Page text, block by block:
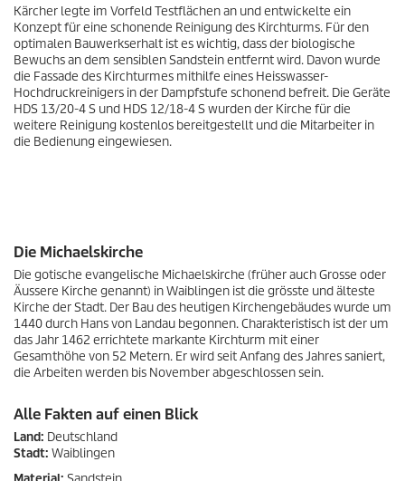
Kärcher legte im Vorfeld Testflächen an und entwickelte ein
Konzept für eine schonende Reinigung des Kirchturms. Für den
optimalen Bauwerkserhalt ist es wichtig, dass der biologische
Bewuchs an dem sensiblen Sandstein entfernt wird. Davon wurde
die Fassade des Kirchturmes mithilfe eines Heisswasser-
Hochdruckreinigers in der Dampfstufe schonend befreit. Die Geräte
HDS 13/20-4 S und HDS 12/18-4 S wurden der Kirche für die
weitere Reinigung kostenlos bereitgestellt und die Mitarbeiter in
die Bedienung eingewiesen.
Die Michaelskirche
Die gotische evangelische Michaelskirche (früher auch Grosse oder
Äussere Kirche genannt) in Waiblingen ist die grösste und älteste
Kirche der Stadt. Der Bau des heutigen Kirchengebäudes wurde um
1440 durch Hans von Landau begonnen. Charakteristisch ist der um
das Jahr 1462 errichtete markante Kirchturm mit einer
Gesamthöhe von 52 Metern. Er wird seit Anfang des Jahres saniert,
die Arbeiten werden bis November abgeschlossen sein.
Alle Fakten auf einen Blick
Land: Deutschland
Stadt: Waiblingen